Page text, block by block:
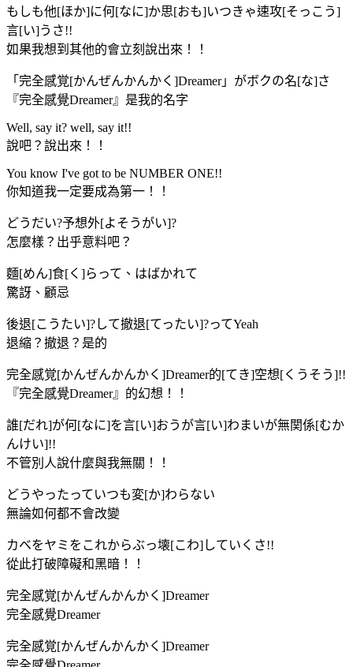
もしも他[ほか]に何[なに]か思[おも]いつきゃ速攻[そっこう]
言[い]うさ!!
如果我想到其他的會立刻說出來！！
「完全感覚[かんぜんかんかく]Dreamer」がボクの名[な]さ
『完全感覺Dreamer』是我的名字
Well, say it? well, say it!!
說吧？說出來！！
You know I've got to be NUMBER ONE!!
你知道我一定要成為第一！！
どうだい?予想外[よそうがい]?
怎麼樣？出乎意料吧？
麵[めん]食[く]らって、はばかれて
驚訝、顧忌
後退[こうたい]?して撤退[てったい]?ってYeah
退縮？撤退？是的
完全感覚[かんぜんかんかく]Dreamer的[てき]空想[くうそう]!!
『完全感覺Dreamer』的幻想！！
誰[だれ]が何[なに]を言[い]おうが言[い]わまいが無関係[むか
んけい]!!
不管別人說什麼與我無關！！
どうやったっていつも変[か]わらない
無論如何都不會改變
カベをヤミをこれからぶっ壊[こわ]していくさ!!
從此打破障礙和黑暗！！
完全感覚[かんぜんかんかく]Dreamer
完全感覺Dreamer
完全感覚[かんぜんかんかく]Dreamer